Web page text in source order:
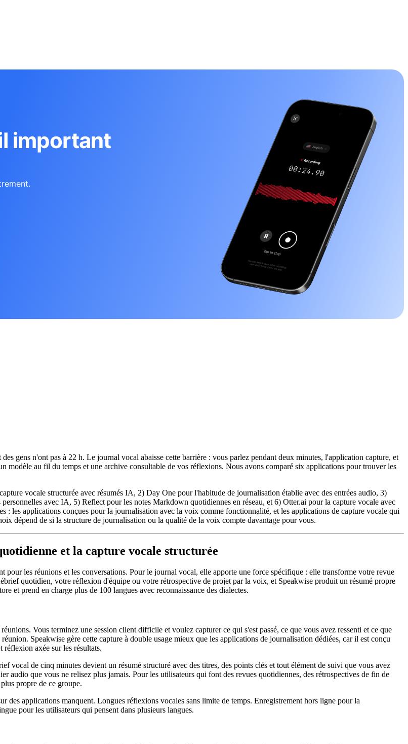
important
gens n'ont pas à 22 h. Le journal vocal abaisse cette barrière : vous parlez pendant deux minutes, l'application capture, et
modèle au fil du temps et une archive consultable de vos réflexions. Nous avons comparé six applications pour trouver les
vocale structurée avec résumés IA, 2) Day One pour l'habitude de journalisation établie avec des entrées audio, 3)
avec IA, 5) Reflect pour les notes Markdown quotidiennes en réseau, et 6) Otter.ai pour la capture vocale avec
: les applications conçues pour la journalisation avec la voix comme fonctionnalité, et les applications de capture vocale qui
dépend de si la structure de journalisation ou la qualité de la voix compte davantage pour vous.
et la capture vocale structurée
les réunions et les conversations. Pour le journal vocal, elle apporte une force spécifique : elle transforme votre revue
quotidien, votre réflexion d'équipe ou votre rétrospective de projet par la voix, et Speakwise produit un résumé propre
et prend en charge plus de 100 langues avec reconnaissance des dialectes.
Vous terminez une session client difficile et voulez capturer ce qui s'est passé, ce que vous avez ressenti et ce que
Speakwise gère cette capture à double usage mieux que les applications de journalisation dédiées, car il est conçu
axée sur les résultats.
vocal de cinq minutes devient un résumé structuré avec des titres, des points clés et tout élément de suivi que vous avez
audio que vous ne relisez plus jamais. Pour les utilisateurs qui font des revues quotidiennes, des rétrospectives de fin de
propre de ce groupe.
des applications manquent. Longues réflexions vocales sans limite de temps. Enregistrement hors ligne pour la
pour les utilisateurs qui pensent dans plusieurs langues.